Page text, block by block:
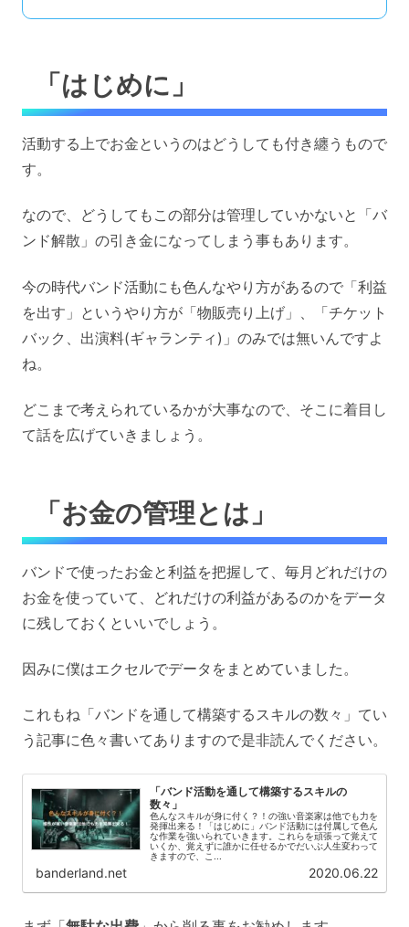
「はじめに」
活動する上でお金というのはどうしても付き纏うもので
す。
なので、どうしてもこの部分は管理していかないと「バ
ンド解散」の引き金になってしまう事もあります。
今の時代バンド活動にも色んなやり方があるので「利益
を出す」というやり方が「物販売り上げ」、「チケット
バック、出演料(ギャランティ)」のみでは無いんですよ
ね。
どこまで考えられているかが大事なので、そこに着目し
て話を広げていきましょう。
「お金の管理とは」
バンドで使ったお金と利益を把握して、毎月どれだけの
お金を使っていて、どれだけの利益があるのかをデータ
に残しておくといいでしょう。
因みに僕はエクセルでデータをまとめていました。
これもね「バンドを通して構築するスキルの数々」てい
う記事に色々書いてありますので是非読んでください。
「バンド活動を通して構築するスキルの
数々」
色んなスキルが身に付く？！の強い音楽家は他でも力を
発揮出来る！「はじめに」バンド活動には付属して色ん
な作業を強いられていきます。これらを頑張って覚えて
いくか、覚えずに誰かに任せるかでだいぶ人生変わって
きますので、こ...
banderland.net 2020.06.22